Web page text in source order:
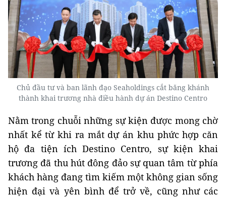
Chủ đầu tư và ban lãnh đạo Seaholdings cắt băng khánh
thành khai trương nhà điều hành dự án Destino Centro
Nằm trong chuỗi những sự kiện được mong chờ
nhất kể từ khi ra mắt dự án khu phức hợp căn
hộ đa tiện ích Destino Centro, sự kiện khai
trương đã thu hút đông đảo sự quan tâm từ phía
khách hàng đang tìm kiếm một không gian sống
hiện đại và yên bình để trở về, cũng như các